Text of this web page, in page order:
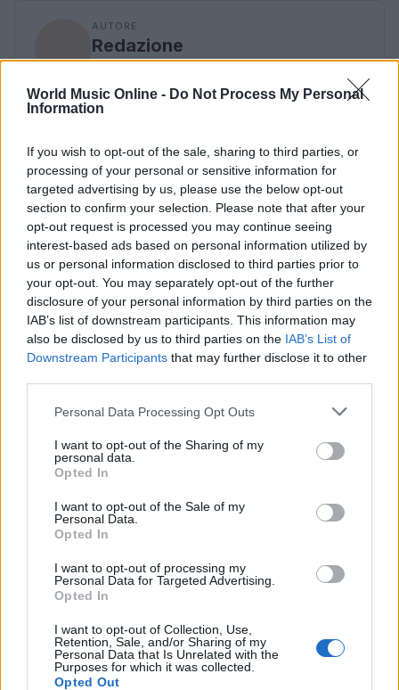
World Music Online - Do Not Process My Personal
Information
If you wish to opt-out of the sale, sharing to third parties, or
processing of your personal or sensitive information for
targeted advertising by us, please use the below opt-out
section to confirm your selection. Please note that after your
opt-out request is processed you may continue seeing
interest-based ads based on personal information utilized by
us or personal information disclosed to third parties prior to
your opt-out. You may separately opt-out of the further
disclosure of your personal information by third parties on the
IAB’s list of downstream participants. This information may
also be disclosed by us to third parties on the IAB’s List of
Downstream Participants that may further disclose it to other
Please note that this website/app uses one or more Google
not limited to your visit or usage behaviour. You may click to
grant or deny consent to Google and its third-party tags to
use your data for below specified purposes in below Google
consent section.
Personal Data Processing Opt Outs
I want to opt-out of the Sharing of my
personal data.
Opted In
I want to opt-out of the Sale of my
Personal Data.
Opted In
I want to opt-out of processing my
Personal Data for Targeted Advertising.
Opted In
I want to opt-out of Collection, Use,
Retention, Sale, and/or Sharing of my
Personal Data that Is Unrelated with the
Purposes for which it was collected.
Opted Out
AUTORE
Redazione
Continua a leggere